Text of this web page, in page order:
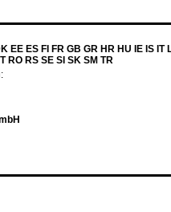
EE ES FI FR GB GR HR HU IE IS IT
RO RS SE SI SK SM TR